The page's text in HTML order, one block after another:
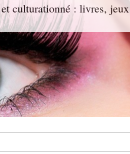
culturationné : livres,